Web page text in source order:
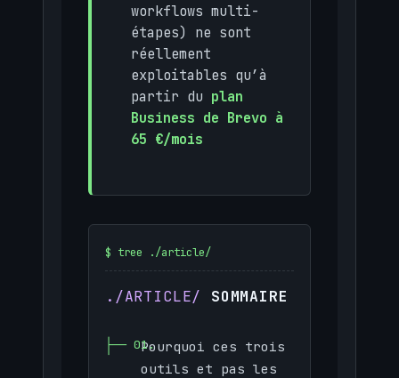
workflows multi-
étapes) ne sont
réellement
exploitables qu’à
partir du plan
Business de Brevo à
65 €/mois
SOMMAIRE
Pourquoi ces trois
outils et pas les